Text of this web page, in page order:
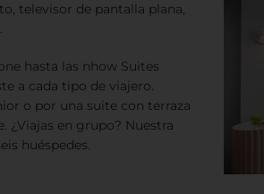
televisor de pantalla plana,
hasta las nhow Suites
a cada tipo de viajero.
o por una suite con terraza
¿Viajas en grupo? Nuestra
huéspedes.